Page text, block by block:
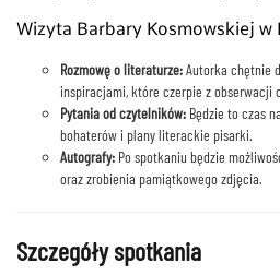
Wizyta Barbary Kosmowskiej w
Rozmowę o literaturze:Autorka chętnie
inspiracjami, które czerpie z obserwacji
Pytania od czytelników: Będzie to czas
bohaterów i plany literackie pisarki.
Autografy: Po spotkaniu będzie
oraz zrobienia pamiątkowego zdjęcia.
Szczegóły spotkania